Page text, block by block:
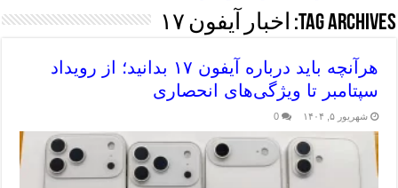
Tag Archives: اخبار آیفون ۱۷
هرآنچه باید درباره آیفون ۱۷ بدانید؛ از رویداد
سپتامبر تا ویژگی‌های انحصاری
شهریور ۵, ۱۴۰۴ 0